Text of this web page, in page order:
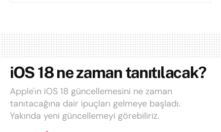
iOS 18 ne zaman tanıtılacak?
Apple'ın iOS 18 güncellemesini ne zaman
tanıtacağına dair ipuçları gelmeye başladı.
Yakında yeni güncellemeyi görebiliriz.